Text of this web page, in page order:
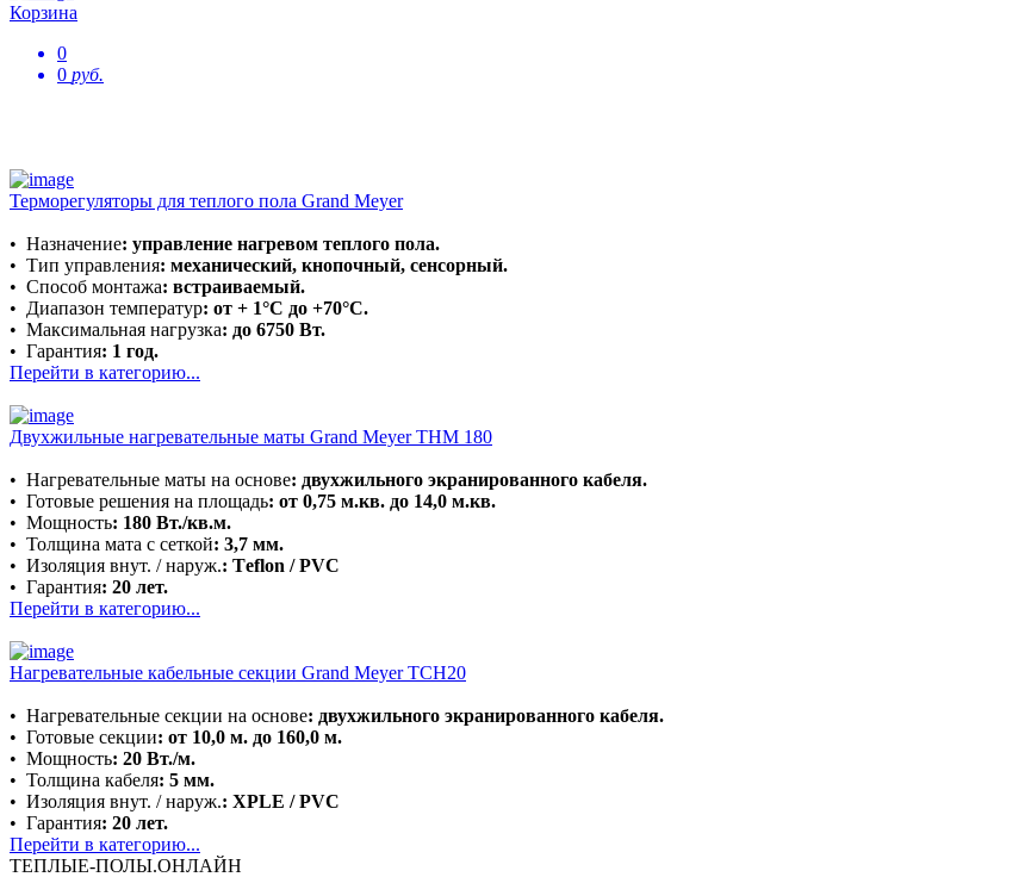
Корзина
0
0 руб.
Терморегуляторы для теплого пола Grand Meyer
• Назначение: управление нагревом теплого пола.
• Тип управления: механический, кнопочный, сенсорный.
• Способ монтажа: встраиваемый.
• Диапазон температур: от + 1°C до +70°C.
• Максимальная нагрузка: до 6750 Вт.
• Гарантия: 1 год.
Перейти в категорию...
Двухжильные нагревательные маты Grand Meyer THM 180
• Нагревательные маты на основе: двухжильного экранированного кабеля.
• Готовые решения на площадь: от 0,75 м.кв. до 14,0 м.кв.
• Мощность: 180 Вт./кв.м.
• Толщина мата с сеткой: 3,7 мм.
• Изоляция внут. / наруж.: Тeflon / PVС
• Гарантия: 20 лет.
Перейти в категорию...
Нагревательные кабельные секции Grand Meyer TCH20
• Нагревательные секции на основе: двухжильного экранированного кабеля.
• Готовые секции: от 10,0 м. до 160,0 м.
• Мощность: 20 Вт./м.
• Толщина кабеля: 5 мм.
• Изоляция внут. / наруж.: XPLE / PVC
• Гарантия: 20 лет.
Перейти в категорию...
ТЕПЛЫЕ-ПОЛЫ.ОНЛАЙН